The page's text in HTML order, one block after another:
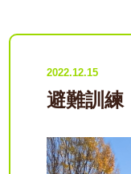
2022.12.15
避難訓練